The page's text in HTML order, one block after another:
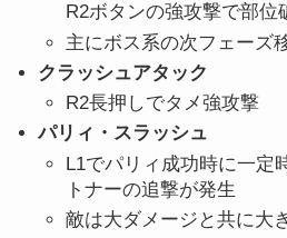
R2ボタンの強攻撃で部位
主にボス系の次フェーズ
クラッシュアタック
R2長押しでタメ強攻撃
パリィ・スラッシュ
L1でパリィ成功時に一定
トナーの追撃が発生
敵は大ダメージと共に大